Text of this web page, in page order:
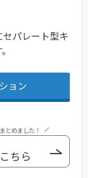
パレート型キ
ョン
とめました！
ちら